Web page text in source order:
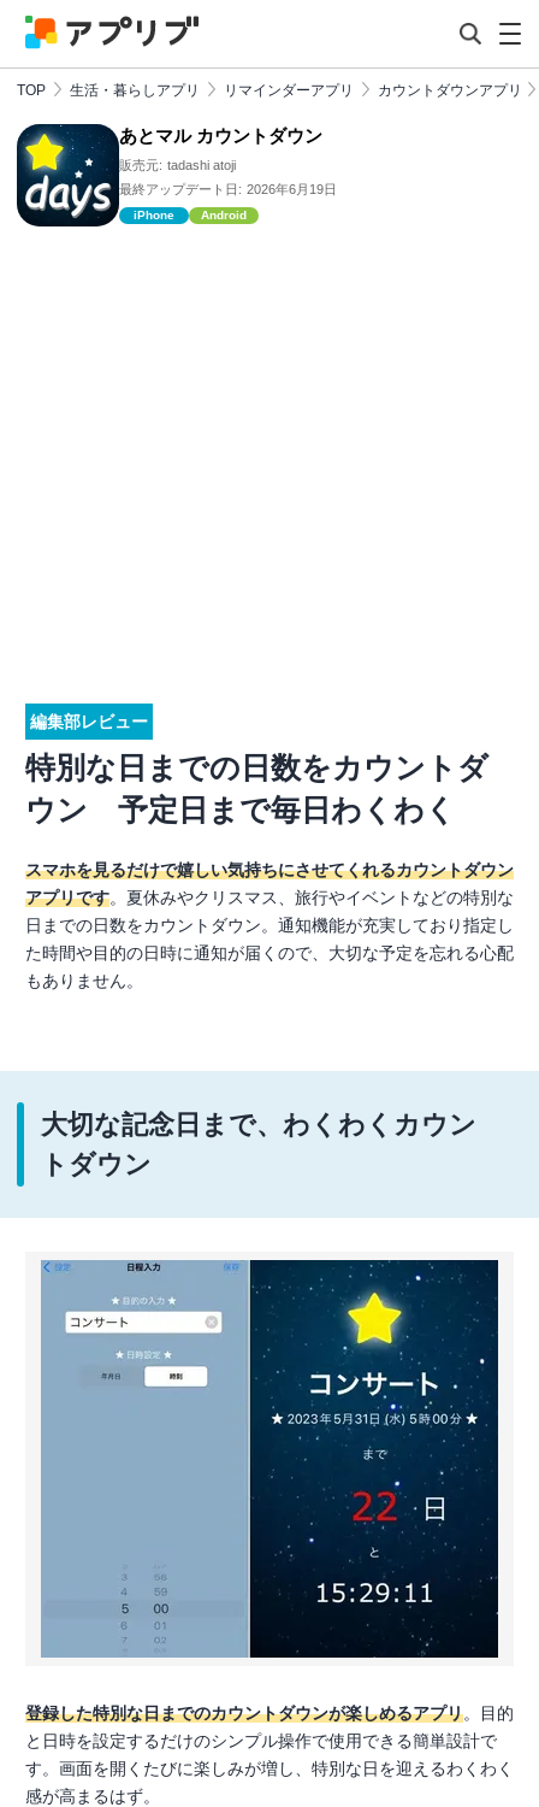
TOP 生活・暮らしアプリ リマインダーアプリ カウントダウンアプリ
あとマル カウントダウン
販売元: tadashi atoji
最終アップデート日: 2026年6月19日
iPhone Android
編集部レビュー
特別な日までの日数をカウントダ
ウン 予定日まで毎日わくわく
スマホを見るだけで嬉しい気持ちにさせてくれるカウントダウン
アプリです。夏休みやクリスマス、旅行やイベントなどの特別な
日までの日数をカウントダウン。通知機能が充実しており指定し
た時間や目的の日時に通知が届くので、大切な予定を忘れる心配
もありません。
大切な記念日まで、わくわくカウン
トダウン
登録した特別な日までのカウントダウンが楽しめるアプリ。目的
と日時を設定するだけのシンプル操作で使用できる簡単設計で
す。画面を開くたびに楽しみが増し、特別な日を迎えるわくわく
感が高まるはず。